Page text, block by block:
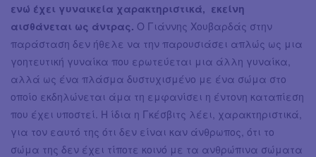
ενώ έχει γυναικεία χαρακτηριστικά, εκείνη
αισθάνεται ως άντρας. Ο Γιάννης Χουβαρδάς στην
παράσταση δεν ήθελε να την παρουσιάσει απλώς ως μια
γοητευτική γυναίκα που ερωτεύεται μια άλλη γυναίκα,
αλλά ως ένα πλάσμα δυστυχισμένο με ένα σώμα στο
οποίο εκδηλώνεται άμα τη εμφανίσει η έντονη καταπίεση
που έχει υποστεί. Η ίδια η Γκέσβιτς λέει, χαρακτηριστικά,
για τον εαυτό της ότι δεν είναι καν άνθρωπος, ότι το
σώμα της δεν έχει τίποτε κοινό με τα ανθρώπινα σώματα